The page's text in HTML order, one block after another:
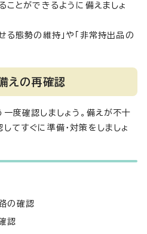
ことができるように備えましょ
る態勢の維持」や「非常持出品の
えの再確認
度確認しましょう。備えが不十
てすぐに準備・対策をしましょ
の確認
認